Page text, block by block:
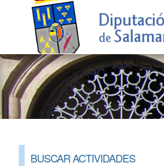
BUSCAR ACTIVIDADES